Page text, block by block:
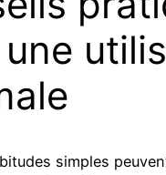
simples